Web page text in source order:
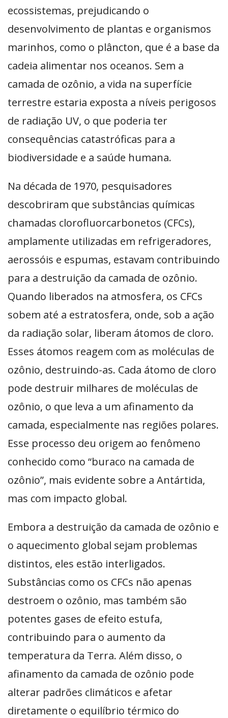
ecossistemas, prejudicando o
desenvolvimento de plantas e organismos
marinhos, como o plâncton, que é a base da
cadeia alimentar nos oceanos. Sem a
camada de ozônio, a vida na superfície
terrestre estaria exposta a níveis perigosos
de radiação UV, o que poderia ter
consequências catastróficas para a
biodiversidade e a saúde humana.
Na década de 1970, pesquisadores
descobriram que substâncias químicas
chamadas clorofluorcarbonetos (CFCs),
amplamente utilizadas em refrigeradores,
aerossóis e espumas, estavam contribuindo
para a destruição da camada de ozônio.
Quando liberados na atmosfera, os CFCs
sobem até a estratosfera, onde, sob a ação
da radiação solar, liberam átomos de cloro.
Esses átomos reagem com as moléculas de
ozônio, destruindo-as. Cada átomo de cloro
pode destruir milhares de moléculas de
ozônio, o que leva a um afinamento da
camada, especialmente nas regiões polares.
Esse processo deu origem ao fenômeno
conhecido como “buraco na camada de
ozônio”, mais evidente sobre a Antártida,
mas com impacto global.
Embora a destruição da camada de ozônio e
o aquecimento global sejam problemas
distintos, eles estão interligados.
Substâncias como os CFCs não apenas
destroem o ozônio, mas também são
potentes gases de efeito estufa,
contribuindo para o aumento da
temperatura da Terra. Além disso, o
afinamento da camada de ozônio pode
alterar padrões climáticos e afetar
diretamente o equilíbrio térmico do